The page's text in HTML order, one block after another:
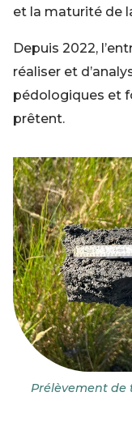
et la maturité de
Depuis 2022,
réaliser et
pédologiques et
prêtent.
Prélèvement de